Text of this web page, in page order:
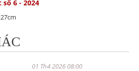
số 6 - 2024
01 Th4 2026 08:00